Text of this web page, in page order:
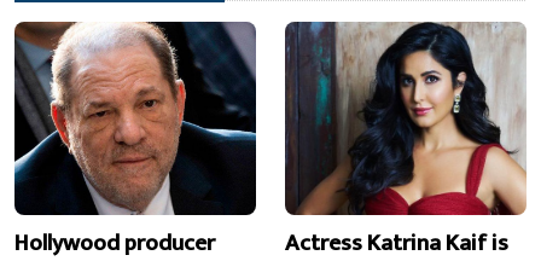
Hollywood producer
Actress Katrina Kaif is